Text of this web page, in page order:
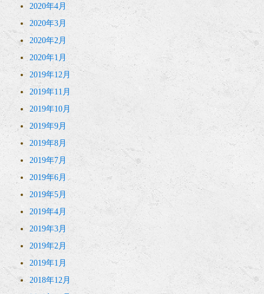
2020年4月
2020年3月
2020年2月
2020年1月
2019年12月
2019年11月
2019年10月
2019年9月
2019年8月
2019年7月
2019年6月
2019年5月
2019年4月
2019年3月
2019年2月
2019年1月
2018年12月